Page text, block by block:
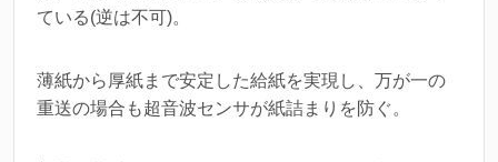
ている(逆は不可)。
薄紙から厚紙まで安定した給紙を実現し、万が一の
重送の場合も超音波センサが紙詰まりを防ぐ。